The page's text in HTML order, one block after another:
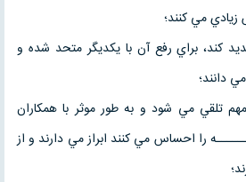
مي كنند؛
كند، براي رفع آن با يكديگر متحد شده و
دانند؛
تلقي مي شود و به طور موثر با همكاران
را احساس مي كنند ابراز مي دارند و از